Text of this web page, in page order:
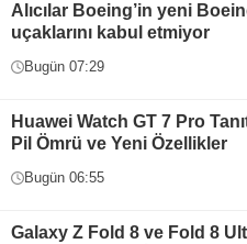
Alıcılar Boeing’in yeni
uçaklarını kabul etmiyor
Bugün 07:29
Huawei Watch GT 7 Pro
Pil Ömrü ve Yeni Özellikler
Bugün 06:55
Galaxy Z Fold 8 ve Fold 8